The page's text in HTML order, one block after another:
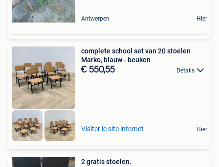
Antwerpen Hier
complete school set van 20 stoelen
Marko, blauw - beuken
€ 550,55 Détails
Visiter le site internet Hier
2 gratis stoelen.